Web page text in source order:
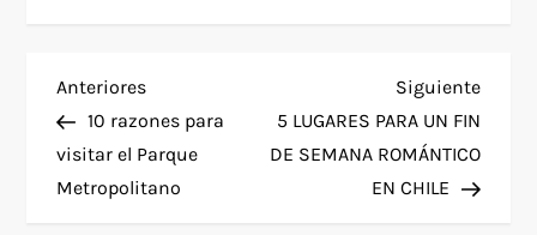
N
a
v
Entrada
anterior
Anteriores
10 razones para
visitar el Parque
Metropolitano
Siguiente
5 LUGARES PARA UN FIN
DE SEMANA ROMÁNTICO
EN CHILE